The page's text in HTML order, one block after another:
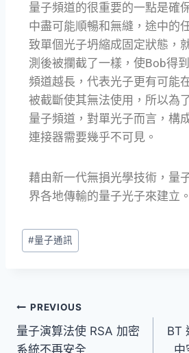
量子頻道的很重要的一點是確
中盡可能順暢和無縫，途中的
致單個光子坍縮成固定狀態，
測後被攔截了一樣，使Bob得
頻道越長，代表光子更有可能
被截斷使其無法使用，所以為
量子頻道，對單光子而言，構
連接器需要幾乎不可見。
藉由新一代無損光學技術，量
界各地傳輸的量子光子來建立。
#量子通訊
PREVIOUS
量子演算法使 RSA 加密
系統不再安全
BT
中